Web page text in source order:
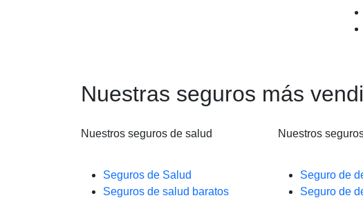
Nuestras seguros más
Nuestros seguros de salud
Seguros de Salud
Seguros de salud baratos
Nuestros
Seguro de
Seguro de